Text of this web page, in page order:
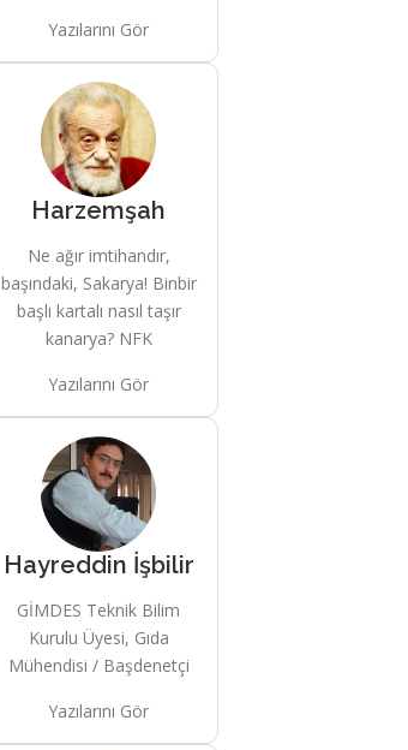
Yazılarını Gör
Harzemşah
Ne ağır imtihandır,
başındaki, Sakarya! Binbir
başlı kartalı nasıl taşır
kanarya? NFK
Yazılarını Gör
Hayreddin İşbilir
GİMDES Teknik Bilim
Kurulu Üyesi, Gıda
Mühendisi / Başdenetçi
Yazılarını Gör